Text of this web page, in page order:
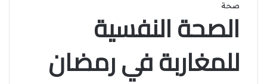
صحة
الصحة النفسية
للمغاربة في رمضان